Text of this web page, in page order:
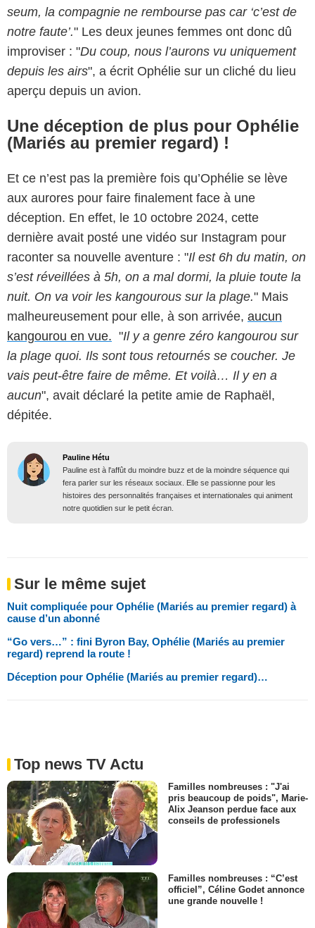
seum, la compagnie ne rembourse pas car ‘c’est de
notre faute’." Les deux jeunes femmes ont donc dû
improviser : "Du coup, nous l’aurons vu uniquement
depuis les airs", a écrit Ophélie sur un cliché du lieu
aperçu depuis un avion.
Une déception de plus pour Ophélie
(Mariés au premier regard) !
Et ce n’est pas la première fois qu’Ophélie se lève
aux aurores pour faire finalement face à une
déception. En effet, le 10 octobre 2024, cette
dernière avait posté une vidéo sur Instagram pour
raconter sa nouvelle aventure : "Il est 6h du matin, on
s’est réveillées à 5h, on a mal dormi, la pluie toute la
nuit. On va voir les kangourous sur la plage." Mais
malheureusement pour elle, à son arrivée, aucun
kangourou en vue. "Il y a genre zéro kangourou sur
la plage quoi. Ils sont tous retournés se coucher. Je
vais peut-être faire de même. Et voilà… Il y en a
aucun", avait déclaré la petite amie de Raphaël,
dépitée.
Pauline Hétu
Pauline est à l'affût du moindre buzz et de la moindre séquence qui
fera parler sur les réseaux sociaux. Elle se passionne pour les
histoires des personnalités françaises et internationales qui animent
notre quotidien sur le petit écran.
Sur le même sujet
Nuit compliquée pour Ophélie (Mariés au premier regard) à
cause d’un abonné
“Go vers…” : fini Byron Bay, Ophélie (Mariés au premier
regard) reprend la route !
Déception pour Ophélie (Mariés au premier regard)…
Top news TV Actu
Familles nombreuses : "J'ai
pris beaucoup de poids", Marie-
Alix Jeanson perdue face aux
conseils de professionels
Familles nombreuses : “C’est
officiel”, Céline Godet annonce
une grande nouvelle !